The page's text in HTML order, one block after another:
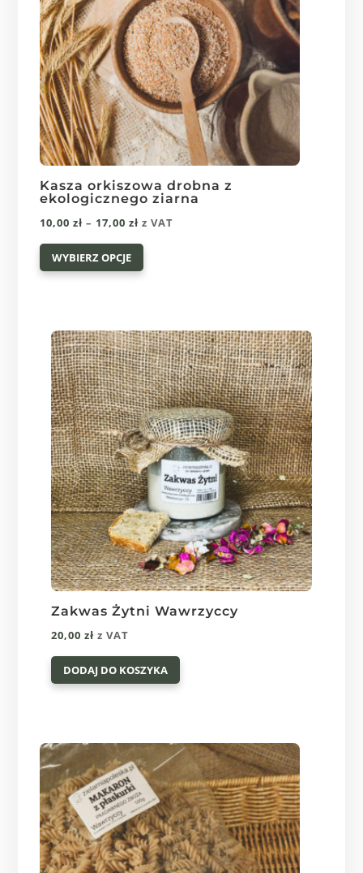
Kasza orkiszowa drobna z
ekologicznego ziarna
10,00zł – 17,00zł Zakres
cen:
17,00 zł
z VAT
WYBIERZ OPCJE
Ten
wariantów.
Opcje
można
wybrać
na
stronie
produktu
Zakwas Żytni Wawrzyccy
20,00zł z VAT
DODAJ DO KOSZYKA